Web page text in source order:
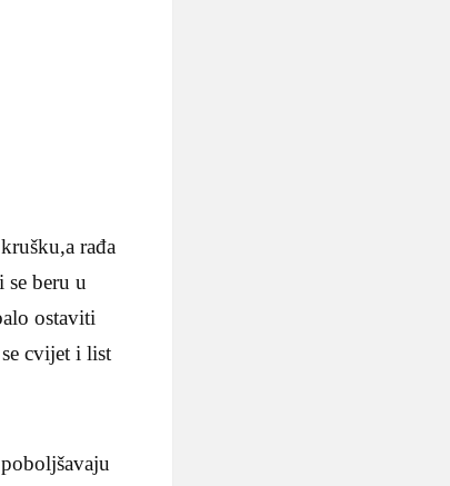
rađa
se beru u
ostaviti
cvijet i list